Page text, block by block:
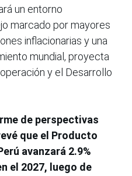
un entorno
marcado por mayores
inflacionarias y una
mundial, proyecta
y el Desarrollo
de perspectivas
que el Producto
avanzará 2.9%
el 2027, luego de